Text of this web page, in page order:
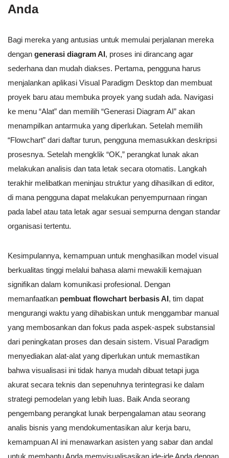
Anda
Bagi mereka yang antusias untuk memulai perjalanan mereka
dengan generasi diagram AI, proses ini dirancang agar
sederhana dan mudah diakses. Pertama, pengguna harus
menjalankan aplikasi Visual Paradigm Desktop dan membuat
proyek baru atau membuka proyek yang sudah ada. Navigasi
ke menu “Alat” dan memilih “Generasi Diagram AI” akan
menampilkan antarmuka yang diperlukan. Setelah memilih
“Flowchart” dari daftar turun, pengguna memasukkan deskripsi
prosesnya. Setelah mengklik “OK,” perangkat lunak akan
melakukan analisis dan tata letak secara otomatis. Langkah
terakhir melibatkan meninjau struktur yang dihasilkan di editor,
di mana pengguna dapat melakukan penyempurnaan ringan
pada label atau tata letak agar sesuai sempurna dengan standar
organisasi tertentu.
Kesimpulannya, kemampuan untuk menghasilkan model visual
berkualitas tinggi melalui bahasa alami mewakili kemajuan
signifikan dalam komunikasi profesional. Dengan
memanfaatkan pembuat flowchart berbasis AI, tim dapat
mengurangi waktu yang dihabiskan untuk menggambar manual
yang membosankan dan fokus pada aspek-aspek substansial
dari peningkatan proses dan desain sistem. Visual Paradigm
menyediakan alat-alat yang diperlukan untuk memastikan
bahwa visualisasi ini tidak hanya mudah dibuat tetapi juga
akurat secara teknis dan sepenuhnya terintegrasi ke dalam
strategi pemodelan yang lebih luas. Baik Anda seorang
pengembang perangkat lunak berpengalaman atau seorang
analis bisnis yang mendokumentasikan alur kerja baru,
kemampuan AI ini menawarkan asisten yang sabar dan andal
untuk membantu Anda memvisualisasikan ide-ide Anda dengan